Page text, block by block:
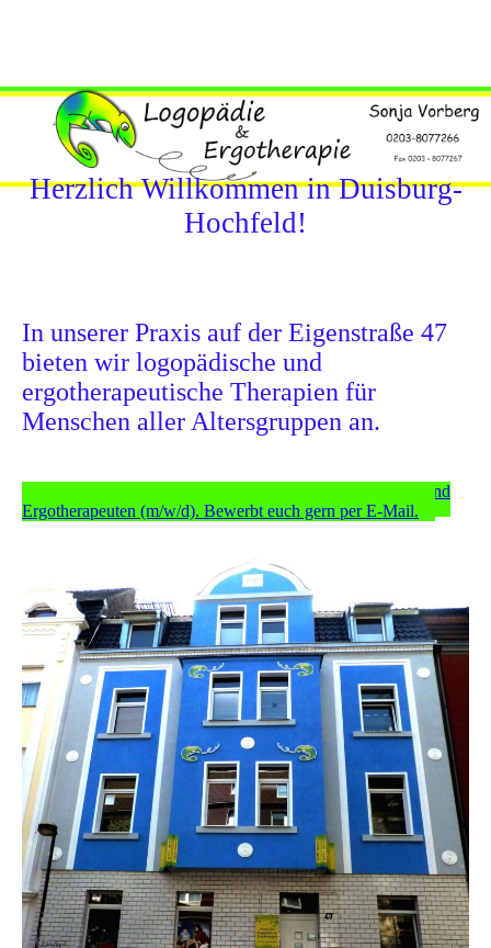
Herzlich Willkommen in Duisburg-
Hochfeld!
In unserer Praxis auf der Eigenstraße 47
bieten wir logopädische und
ergotherapeutische Therapien für
Menschen aller Altersgruppen an.
Zur Verstärkung unseres Teams suchen wir Logopäden und
Ergotherapeuten (m/w/d). Bewerbt euch gern per E-Mail.